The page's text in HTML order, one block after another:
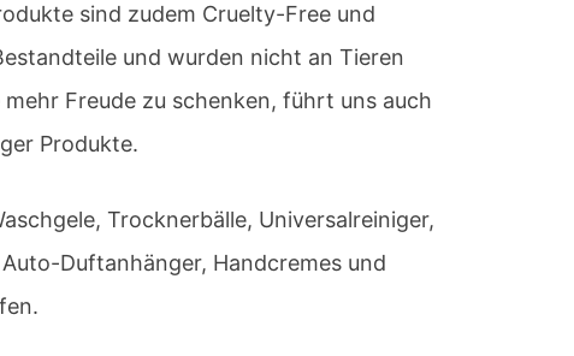
sind zudem Cruelty-Free und
und wurden nicht an Tieren
Freude zu schenken, führt uns auch
Produkte.
Trocknerbälle, Universalreiniger,
Duftanhänger, Handcremes und